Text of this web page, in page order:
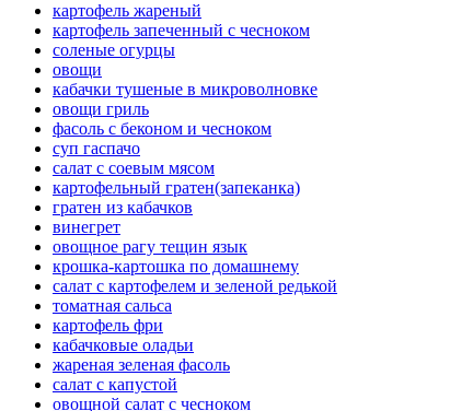
картофель жареный
картофель запеченный с чесноком
соленые огурцы
овощи
кабачки тушеные в микроволновке
овощи гриль
фасоль с беконом и чесноком
суп гаспачо
салат с соевым мясом
картофельный гратен(запеканка)
гратен из кабачков
винегрет
овощное рагу тещин язык
крошка-картошка по домашнему
салат с картофелем и зеленой редькой
томатная сальса
картофель фри
кабачковые оладьи
жареная зеленая фасоль
салат с капустой
овощной салат с чесноком